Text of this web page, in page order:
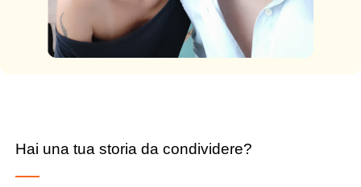
Hai una tua storia da condividere?